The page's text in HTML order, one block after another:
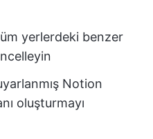
yerlerdeki benzer
Notion
oluşturmayı